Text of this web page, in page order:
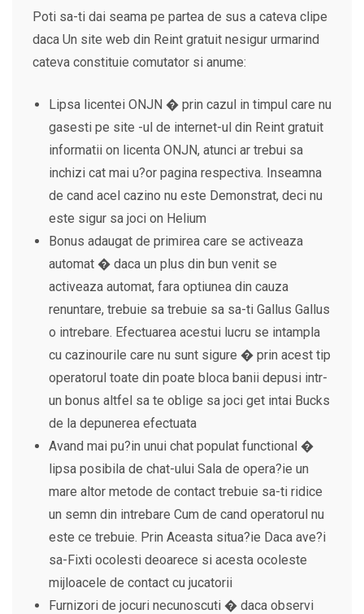
Poti sa-ti dai seama pe partea de sus a cateva clipe
daca Un site web din Reint gratuit nesigur urmarind
cateva constituie comutator si anume:
Lipsa licentei ONJN � prin cazul in timpul care nu
gasesti pe site -ul de internet-ul din Reint gratuit
informatii on licenta ONJN, atunci ar trebui sa
inchizi cat mai u?or pagina respectiva. Inseamna
de cand acel cazino nu este Demonstrat, deci nu
este sigur sa joci on Helium
Bonus adaugat de primirea care se activeaza
automat � daca un plus din bun venit se
activeaza automat, fara optiunea din cauza
renuntare, trebuie sa trebuie sa sa-ti Gallus Gallus
o intrebare. Efectuarea acestui lucru se intampla
cu cazinourile care nu sunt sigure � prin acest tip
operatorul toate din poate bloca banii depusi intr-
un bonus altfel sa te oblige sa joci get intai Bucks
de la depunerea efectuata
Avand mai pu?in unui chat populat functional �
lipsa posibila de chat-ului Sala de opera?ie un
mare altor metode de contact trebuie sa-ti ridice
un semn din intrebare Cum de cand operatorul nu
este ce trebuie. Prin Aceasta situa?ie Daca ave?i
sa-Fixti ocolesti deoarece si acesta ocoleste
mijloacele de contact cu jucatorii
Furnizori de jocuri necunoscuti � daca observi